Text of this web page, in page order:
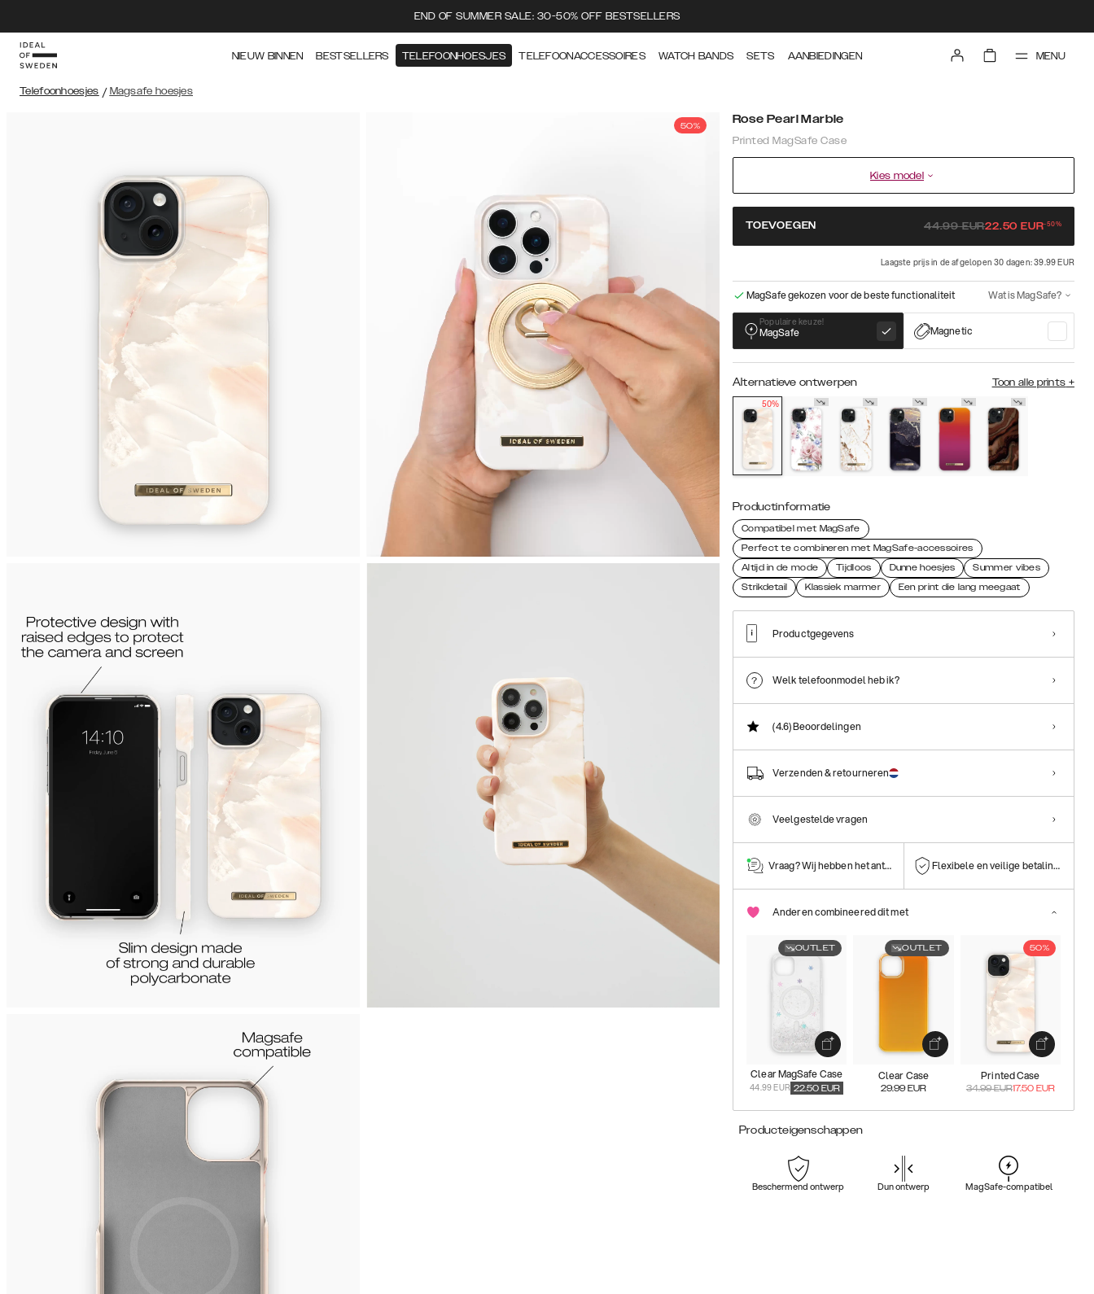
END OF SUMMER SALE: 30-50% OFF BESTSELLERS
NIEUW BINNEN BESTSELLERS TELEFOONHOESJES TELEFOONACCESSOIRES WATCH BANDS SETS AANBIEDINGEN MENU
Telefoonhoesjes / Magsafe hoesjes
50% Rose Pearl Marble
Printed MagSafe Case
Kies model
TOEVOEGEN 44.99EUR22.50 EUR-50%
Laagste prijs in de afgelopen 30 dagen: 39.99 EUR
MagSafe gekozen voor de beste functionaliteit Wat is MagSafe?
Populaire keuze!
MagSafe Magnetic
Alternatieve ontwerpen Toon alle prints +
50%
Productinformatie
Compatibel met MagSafe
Perfect te combineren met MagSafe-accessoires
Altijd in de mode
Tijdloos Dunne hoesjes
Summer vibes
Strikdetail
Klassiek marmer Een print die lang meegaat
Productgegevens
Welk telefoonmodel heb ik?
(4.6)Beoordelingen
Verzenden & retourneren
Veelgestelde vragen
Vraag? Wij hebben het antwoord! Flexibele en veilige betalingen
Anderen combineered dit met
OUTLET
Clear MagSafe Case
44.99 EUR 22.50 EUR
OUTLET
Clear Case
29.99 EUR
50%
Printed Case
34.99EUR17.50 EUR
Producteigenschappen
Beschermend ontwerp Dun ontwerp MagSafe-compatibel